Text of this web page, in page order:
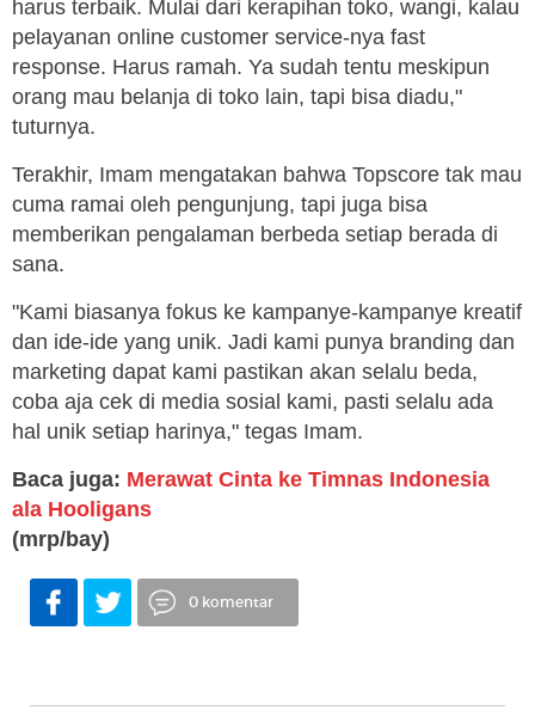
harus terbaik. Mulai dari kerapihan toko, wangi, kalau
pelayanan online customer service-nya fast
response. Harus ramah. Ya sudah tentu meskipun
orang mau belanja di toko lain, tapi bisa diadu,"
tuturnya.
Terakhir, Imam mengatakan bahwa Topscore tak mau
cuma ramai oleh pengunjung, tapi juga bisa
memberikan pengalaman berbeda setiap berada di
sana.
"Kami biasanya fokus ke kampanye-kampanye kreatif
dan ide-ide yang unik. Jadi kami punya branding dan
marketing dapat kami pastikan akan selalu beda,
coba aja cek di media sosial kami, pasti selalu ada
hal unik setiap harinya," tegas Imam.
Baca juga: Merawat Cinta ke Timnas Indonesia
ala Hooligans
(mrp/bay)
0 komentar